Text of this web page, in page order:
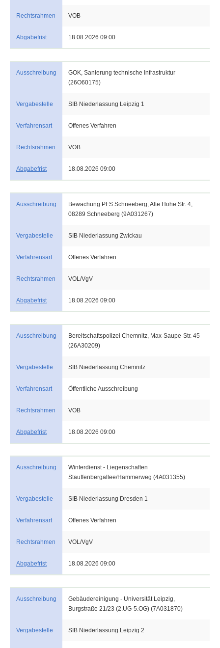
Rechtsrahmen VOB
Abgabefrist 18.08.2026 09:00
Ausschreibung
GOK, Sanierung technische Infrastruktur
(26O60175)
Vergabestelle SIB Niederlassung Leipzig 1
Verfahrensart Offenes Verfahren
Rechtsrahmen VOB
Abgabefrist 18.08.2026 09:00
Ausschreibung
Bewachung PFS Schneeberg, Alte Hohe Str. 4,
08289 Schneeberg (9A031267)
Vergabestelle SIB Niederlassung Zwickau
Verfahrensart Offenes Verfahren
Rechtsrahmen VOL/VgV
Abgabefrist 18.08.2026 09:00
Ausschreibung
Bereitschaftspolizei Chemnitz, Max-Saupe-Str. 45
(26A30209)
Vergabestelle SIB Niederlassung Chemnitz
Verfahrensart Öffentliche Ausschreibung
Rechtsrahmen VOB
Abgabefrist 18.08.2026 09:00
Ausschreibung
Winterdienst - Liegenschaften
Stauffenbergallee/Hammerweg (4A031355)
Vergabestelle SIB Niederlassung Dresden 1
Verfahrensart Offenes Verfahren
Rechtsrahmen VOL/VgV
Abgabefrist 18.08.2026 09:00
Ausschreibung
Gebäudereinigung - Universität Leipzig,
Burgstraße 21/23 (2.UG-5.OG) (7A031870)
Vergabestelle SIB Niederlassung Leipzig 2